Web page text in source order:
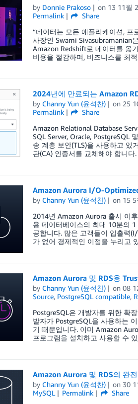
by Donnie Prakoso on 13 11월
Permalink
Share
“데이터는 모든 애플리케이션, 프
사장인 Swami Sivasubramanian
Amazon Redshift로 데이터를 옮
비용을 절감하며, 비즈니스를 최
2024년에 만료되는 Amazon
by Channy Yun (윤석찬) on 25
Permalink
Share
Amazon Relational Database
SQL Server, Oracle, PostgreSQL
송 계층 보안(TLS)을 사용하고 있
관(CA) 인증서를 교체해야 합니
Amazon Aurora I/O-
by Channy Yun (윤석찬) on 15
2014년 Amazon Aurora 출시 이
용 데이터베이스의 최대 10분의
공합니다. 많은 고객들이 입출력
가 없어 경제적인 이점을 누리고
Amazon Aurora 및 RDS용
by Channy Yun (윤석찬) on08
Source, PostgreSQL compatible,
PostgreSQL은 개발자를 위한 확
발자가 PostgreSQL을 사용하는
기 때문입니다. 이미 Amazon
프로그램을 설치하고 사용할 수
Amazon Aurora 및 RDS의 완
by Channy Yun (윤석찬) on 30
MySQL
Permalink
Share